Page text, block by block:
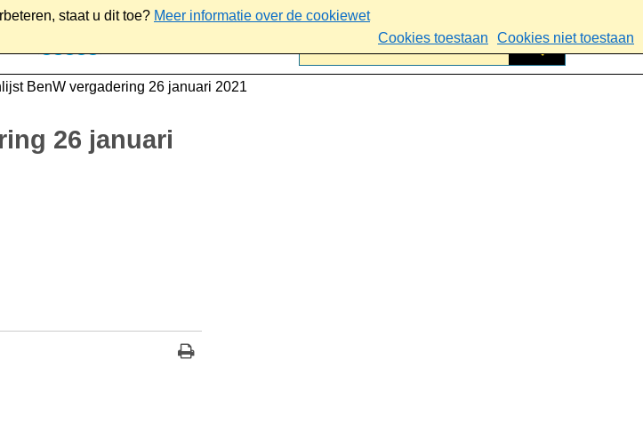
staat u dit toe? Meer informatie over de cookiewet
Cookies toestaan
Cookies niet toestaan
BenW vergadering 26 januari 2021
26 januari